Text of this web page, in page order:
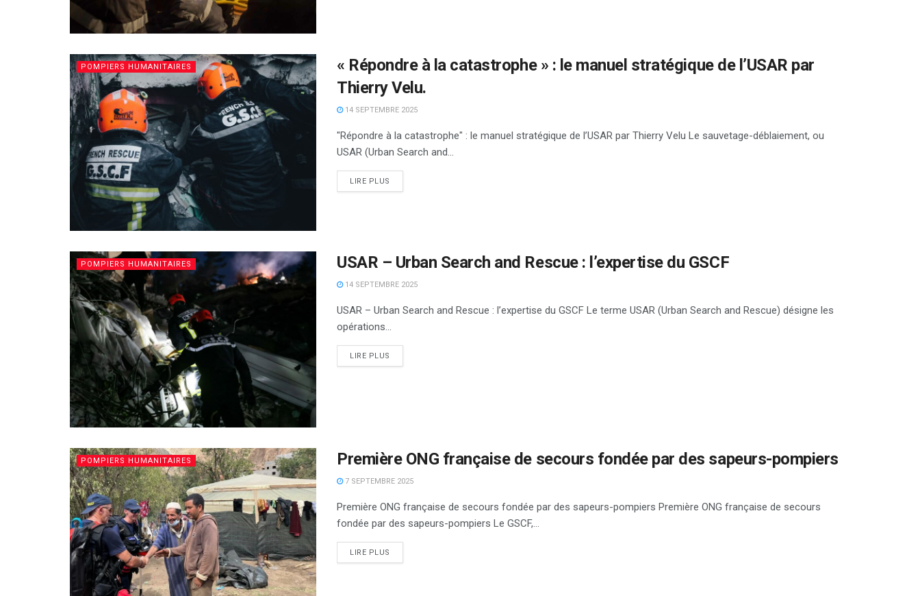
POMPIERS HUMANITAIRES
« Répondre à la catastrophe » : le manuel stratégique de l’USAR par
Thierry Velu.
14 SEPTEMBRE 2025
"Répondre à la catastrophe" : le manuel stratégique de l’USAR par Thierry Velu Le sauvetage-déblaiement, ou
USAR (Urban Search and...
LIRE PLUS
POMPIERS HUMANITAIRES USAR – Urban Search and Rescue : l’expertise du GSCF
14 SEPTEMBRE 2025
USAR – Urban Search and Rescue : l’expertise du GSCF Le terme USAR (Urban Search and Rescue) désigne les
opérations...
LIRE PLUS
POMPIERS HUMANITAIRES Première ONG française de secours fondée par des sapeurs-pompiers
7 SEPTEMBRE 2025
Première ONG française de secours fondée par des sapeurs-pompiers Première ONG française de secours
fondée par des sapeurs-pompiers Le GSCF,...
LIRE PLUS